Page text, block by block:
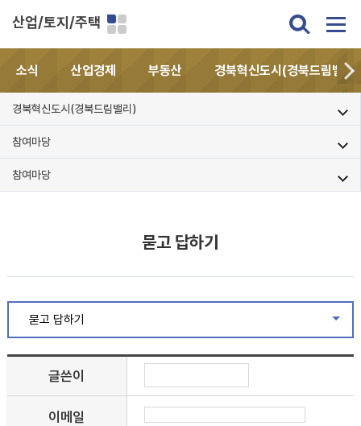
산업/토지/주택
소식 산업경제 부동산 경북혁신도시(경북드림밸리)
경북혁신도시(경북드림밸리)
참여마당
참여마당
묻고 답하기
묻고 답하기
글쓴이
이메일